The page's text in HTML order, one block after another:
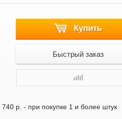
Купить
Быстрый заказ
740 р. - при покупке 1 и более штук